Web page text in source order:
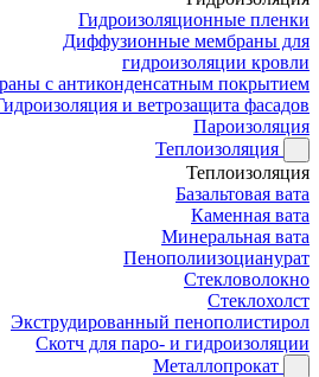
Гидроизоляционные пленки
Диффузионные мембраны для
гидроизоляции кровли
с антиконденсатным покрытием
и ветрозащита фасадов
Пароизоляция
Теплоизоляция
Теплоизоляция
Базальтовая вата
Каменная вата
Минеральная вата
Пенополиизоцианурат
Стекловолокно
Стеклохолст
Экструдированный пенополистирол
Скотч для паро- и гидроизоляции
Металлопрокат